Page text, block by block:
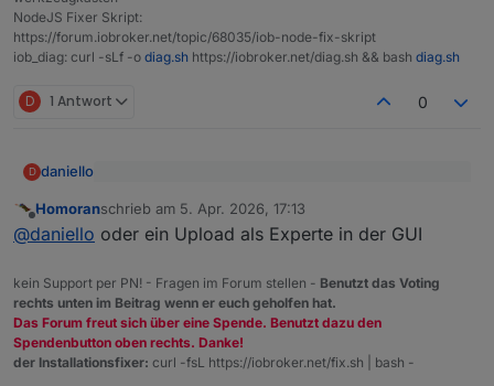
NodeJS Fixer Skript:
https://forum.iobroker.net/topic/68035/iob-node-fix-skript
iob_diag: curl -sLf -o diag.sh https://iobroker.net/diag.sh && bash diag.sh
D 1 Antwort 0
D daniello
@ daniello hast du einen upload gemacht?
Was ist denn ein "Upload"? Ich hab per Git
drüberinstalliert .. der Adapter macht einen Restart und
Offline
Homoranschrieb am 5. Apr. 2026, 17:13
zuletzt editiert von
@daniello oder ein Upload als Experte in der GUI
kein Support per PN! - Fragen im Forum stellen - Benutzt das Voting
rechts unten im Beitrag wenn er euch geholfen hat.
Das Forum freut sich über eine Spende. Benutzt dazu den
Spendenbutton oben rechts. Danke!
der Installationsfixer: curl -fsL https://iobroker.net/fix.sh | bash -